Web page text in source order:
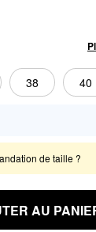
38 40
de taille ?
AU